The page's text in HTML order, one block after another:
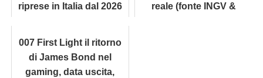
riprese in Italia dal 2026
reale (fonte INGV &
007 First Light il ritorno
di James Bond nel
gaming, data uscita,